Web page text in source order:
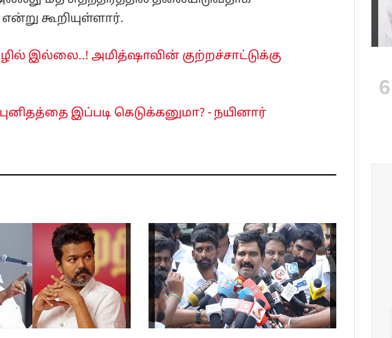
கூறியுள்ளார்.
இல்லை..! அமித்ஷாவின் குற்றச்சாட்டுக்கு
இப்படி கெடுக்கனுமா? - நயினார்